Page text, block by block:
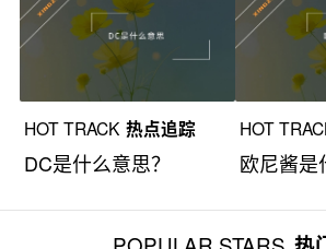
HOT TRACK 热点追踪
DC是什么意思？
HOT
欧尼酱是